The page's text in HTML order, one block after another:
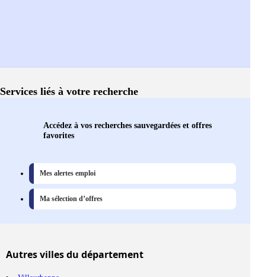
Services liés à votre recherche
Accédez à vos recherches sauvegardées et offres
favorites
Mes alertes emploi
Ma sélection d’offres
Autresvillesdu département